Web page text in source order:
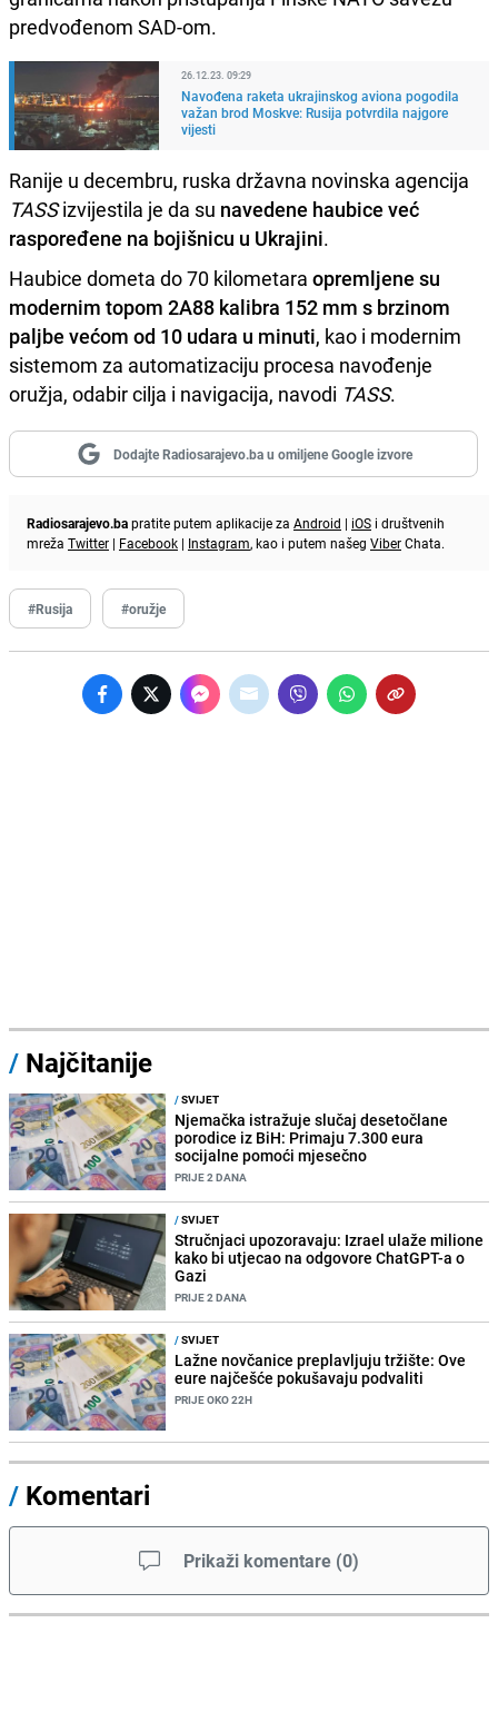
predvođenom SAD-om.
26.12.23. 09:29
Navođena raketa ukrajinskog aviona pogodila
važan brod Moskve: Rusija potvrdila najgore
vijesti
Ranije u decembru, ruska državna novinska agencija
TASSizvijestila je da su navedene haubice već
raspoređene na bojišnicu u Ukrajini.
Haubice dometa do 70 kilometara opremljene su
modernim topom 2A88 kalibra 152 mm s brzinom
paljbe većom od 10 udara u minuti, kao i modernim
sistemom za automatizaciju procesa navođenje
oružja, odabir cilja i navigacija, navodi TASS.
Dodajte Radiosarajevo.ba u omiljene Google izvore
Radiosarajevo.bapratite putem aplikacije za Android | iOS i društvenih
mreža Twitter | Facebook | Instagram, kao i putem našeg ViberChata.
#Rusija #oružje
/ Najčitanije
/SVIJET
Njemačka istražuje slučaj desetočlane
porodice iz BiH: Primaju 7.300 eura
socijalne pomoći mjesečno
PRIJE 2 DANA
/SVIJET
Stručnjaci upozoravaju: Izrael ulaže milione
kako bi utjecao na odgovore ChatGPT-a o
Gazi
PRIJE 2 DANA
/SVIJET
Lažne novčanice preplavljuju tržište: Ove
eure najčešće pokušavaju podvaliti
PRIJE OKO 22H
/ Komentari
Prikaži komentare (0)